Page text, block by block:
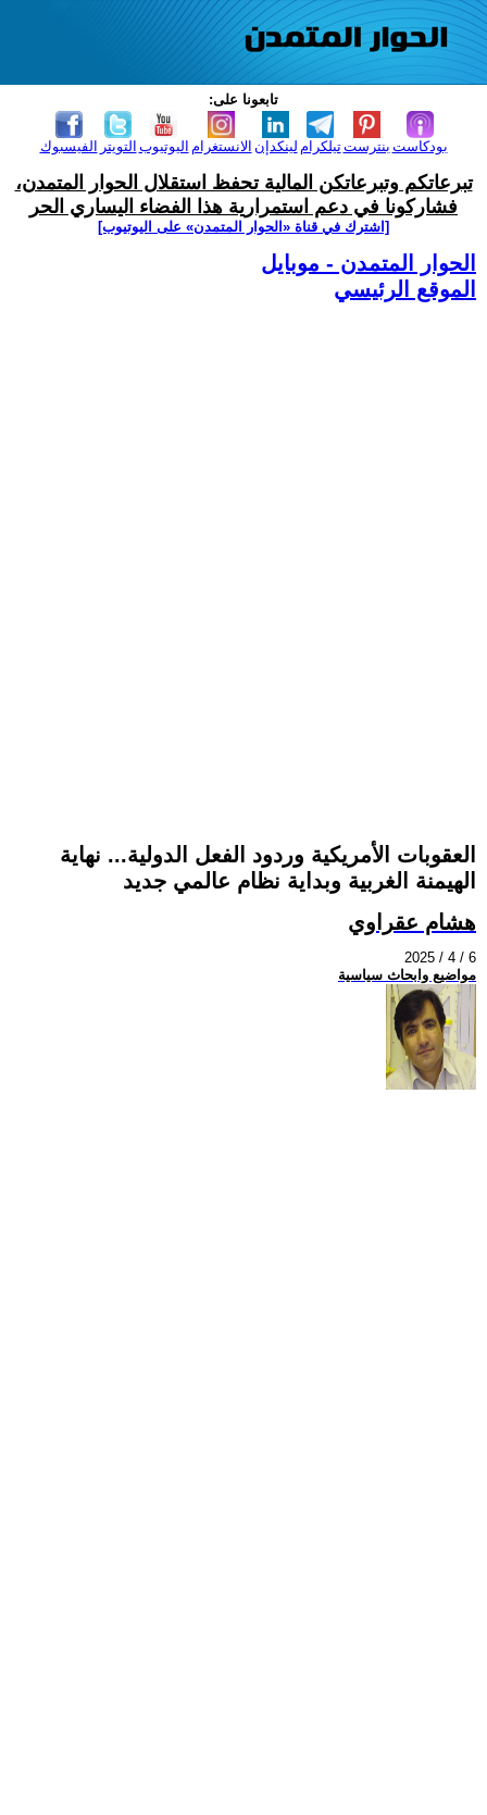
تابعونا على:
الفيسبوك التويتر اليوتيوب الانستغرام لينكدإن تيلكرامبنترست بودكاست
تبرعاتكم وتبرعاتكن المالية تحفظ استقلال الحوار المتمدن،
فشاركونا في دعم استمرارية هذا الفضاء اليساري الحر
[اشترك في قناة ‫«الحوار المتمدن» على اليوتيوب]
الحوار المتمدن - موبايل
الموقع الرئيسي
الهيمنة الغربية وبداية نظام عالمي جديد
هشام عقراوي
2025 / 4 / 6
مواضيع وابحاث سياسية